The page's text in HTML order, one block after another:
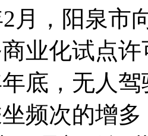
月，阳泉市
业化试点
底，无人
频次的增